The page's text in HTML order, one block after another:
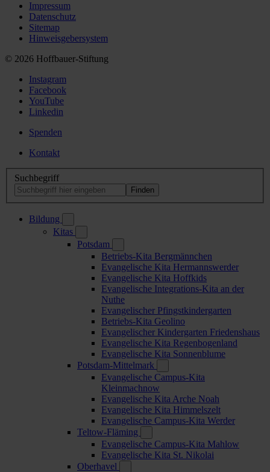
Impressum
Datenschutz
Sitemap
Hinweisgebersystem
© 2026 Hoffbauer-Stiftung
Instagram
Facebook
YouTube
Linkedin
Spenden
Kontakt
Suchbegriff
Bildung
Kitas
Potsdam
Betriebs-Kita Bergmännchen
Evangelische Kita Hermannswerder
Evangelische Kita Hoffkids
Evangelische Integrations-Kita an der
Nuthe
Evangelischer Pfingstkindergarten
Betriebs-Kita Geolino
Evangelischer Kindergarten Friedenshaus
Evangelische Kita Regenbogenland
Evangelische Kita Sonnenblume
Potsdam-Mittelmark
Evangelische Campus-Kita
Kleinmachnow
Evangelische Kita Arche Noah
Evangelische Kita Himmelszelt
Evangelische Campus-Kita Werder
Teltow-Fläming
Evangelische Campus-Kita Mahlow
Evangelische Kita St. Nikolai
Oberhavel